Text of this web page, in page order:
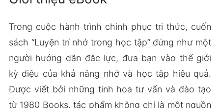
Trong cuộc hành trình chinh phục tri thức, cuốn
sách “Luyện trí nhớ trong học tập” đứng như một
người hướng dẫn đắc lực, đưa bạn vào thế giới
kỳ diệu của khả năng nhớ và học tập hiệu quả.
Được viết bởi những tinh hoa tư vấn và đào tạo
từ 1980 Books, tác phẩm không chỉ là một nguồn